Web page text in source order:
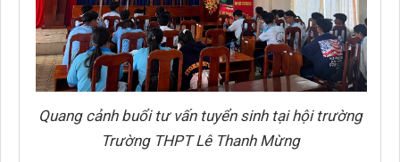
Quang cảnh buổi tư vấn tuyển sinh tại hội trường
Trường THPT Lê Thanh Mừng